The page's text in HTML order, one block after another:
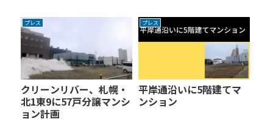
プレス
クリーンリバー、札幌・
北1東9に57戸分譲マンシ
ョン計画
プレス
平岸通沿いに5階建てマ
ンション